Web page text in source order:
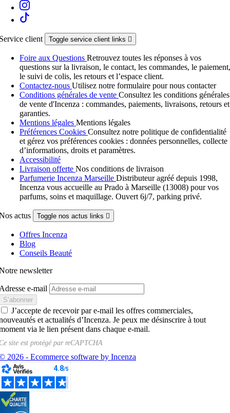
client Toggle service client links 
Foire aux Questions Retrouvez toutes les réponses à vos
questions sur la livraison, le contact, les commandes, le paiement,
le suivi de colis, les retours et l’espace client.
Contactez-nous Utilisez notre formulaire pour nous contacter
Conditions générales de vente Consultez les conditions générales
de vente d'Incenza : commandes, paiements, livraisons, retours et
garanties.
Mentions légales Mentions légales
Préférences Cookies Consultez notre politique de confidentialité
et gérez vos préférences cookies : données personnelles, collecte
d’informations, droits et paramètres.
Accessibilité
Livraison offerte Nos conditions de livraison
Parfumerie Incenza Marseille Distributeur agréé depuis 1998,
Incenza vous accueille au Prado à Marseille (13008) pour vos
parfums, soins et maquillage. Ouvert 6j/7, parking privé.
actus Toggle nos actus links 
Offres Incenza
Blog
Conseils Beauté
newsletter
e-mail
J’accepte de recevoir par e-mail les offres commerciales,
et actualités d’Incenza. Je peux me désinscrire à tout
via le lien présent dans chaque e-mail.
site est protégé parreCAPTCHA
2026 - Ecommerce software by Incenza